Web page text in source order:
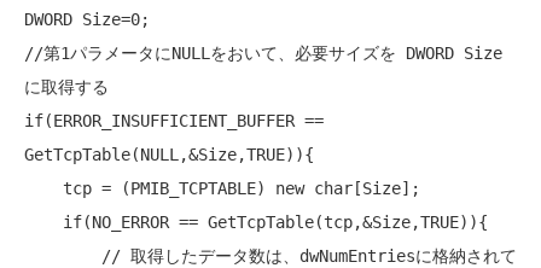
//第1パラメータにNULLをおいて、必要サイズを DWORD Size
に取得する
if(ERROR_INSUFFICIENT_BUFFER ==
GetTcpTable(NULL,&Size,TRUE)){
    tcp = (PMIB_TCPTABLE)
new char [Size];
if(NO_ERROR == GetTcpTable(tcp,&Size,TRUE)){
// 取得したデータ数は、dwNumEntriesに格納されて